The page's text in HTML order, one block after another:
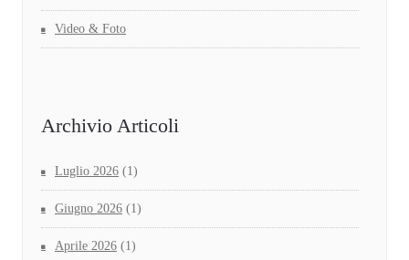
Video & Foto
Archivio Articoli
Luglio 2026 (1)
Giugno 2026 (1)
Aprile 2026 (1)